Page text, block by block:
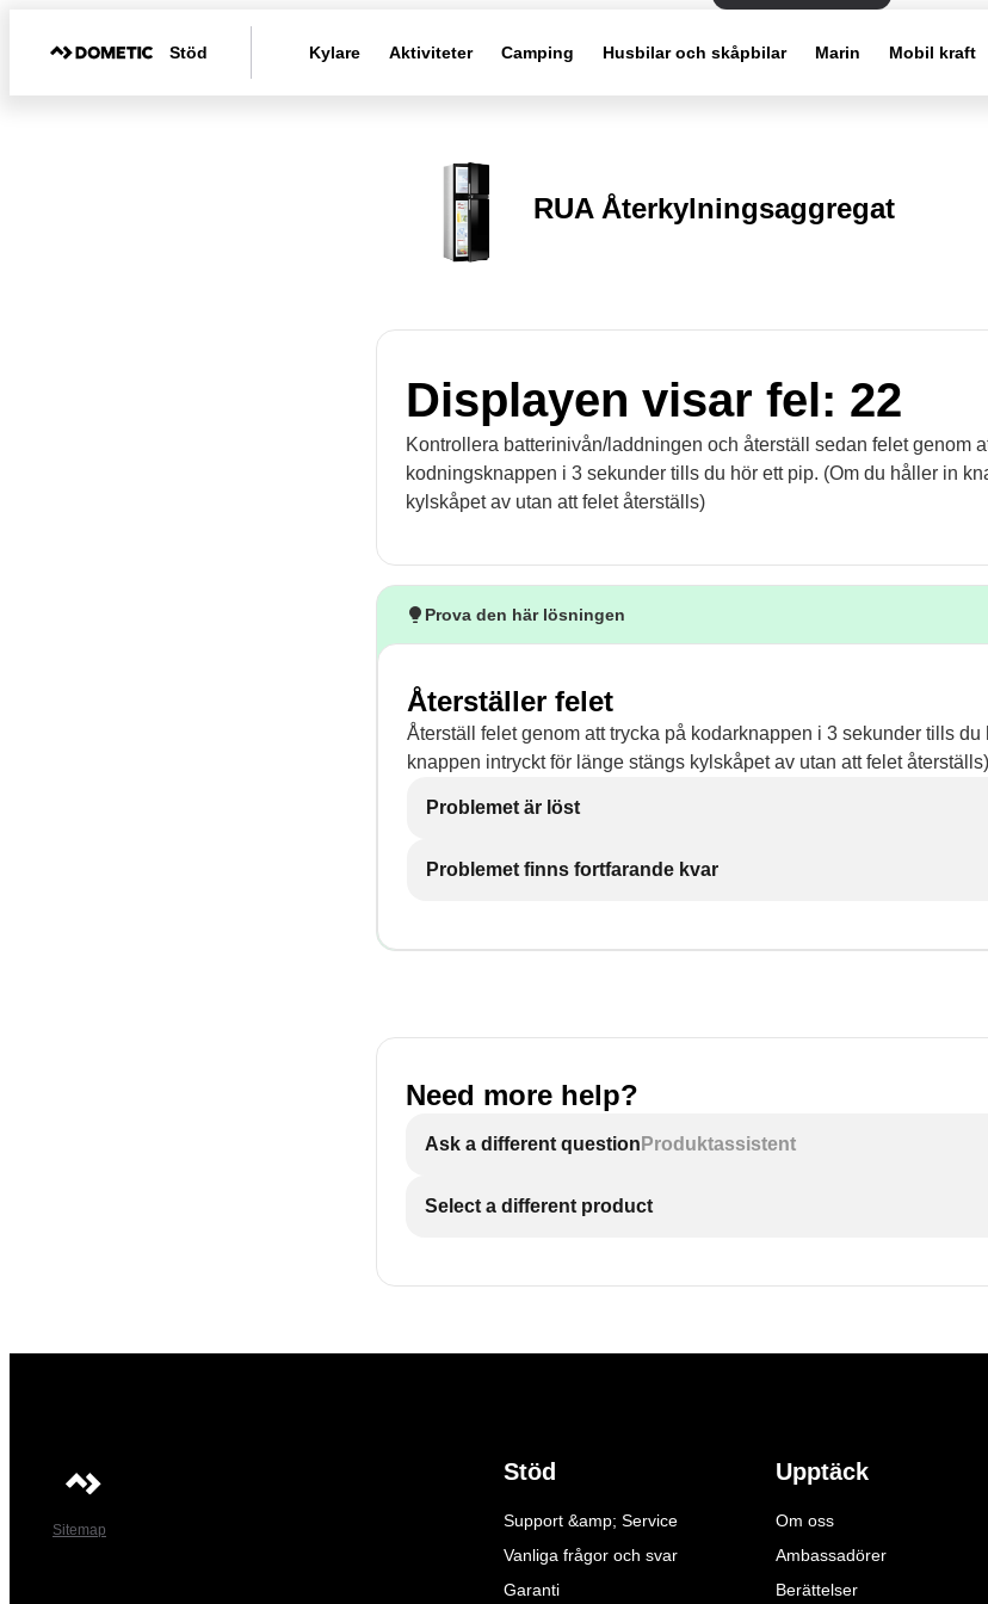
Stöd Kylare Aktiviteter Camping Husbilar och skåpbilar Marin Mobil kraft
RUA Återkylningsaggregat
Displayen visar fel: 22
Kontrollera batterinivån/laddningen och återställ sedan felet genom
kodningsknappen i 3 sekunder tills du hör ett pip. (Om du håller in
kylskåpet av utan att felet återställs)
Prova den här lösningen
Återställer felet
Återställ felet genom att trycka på kodarknappen i 3 sekunder tills du
knappen intryckt för länge stängs kylskåpet av utan att felet återställs)
Problemet är löst
Problemet finns fortfarande kvar
Need more help?
Ask a different question Produktassistent
Select a different product
Sitemap
Stöd
Support &amp; Service
Vanliga frågor och svar
Garanti
Upptäck
Om oss
Ambassadörer
Berättelser